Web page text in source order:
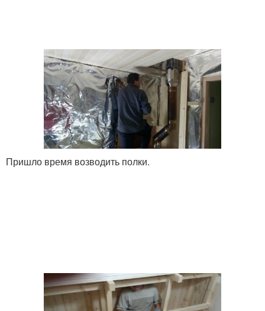
Пришло время возводить полки.